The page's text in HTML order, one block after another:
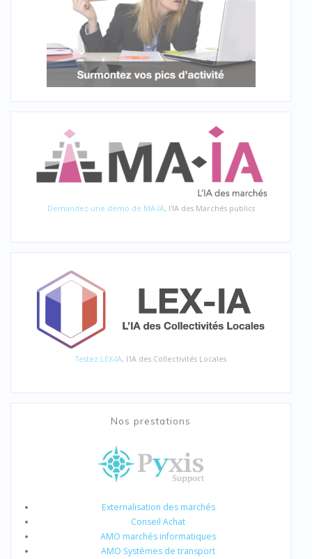
Demandez une démo de MA-IA, l'IA des Marchés publics
Testez LEX-IA, l'IA des Collectivités Locales
Nos prestations
Externalisation des marchés
Conseil Achat
AMO marchés informatiques
AMO Systèmes de transport